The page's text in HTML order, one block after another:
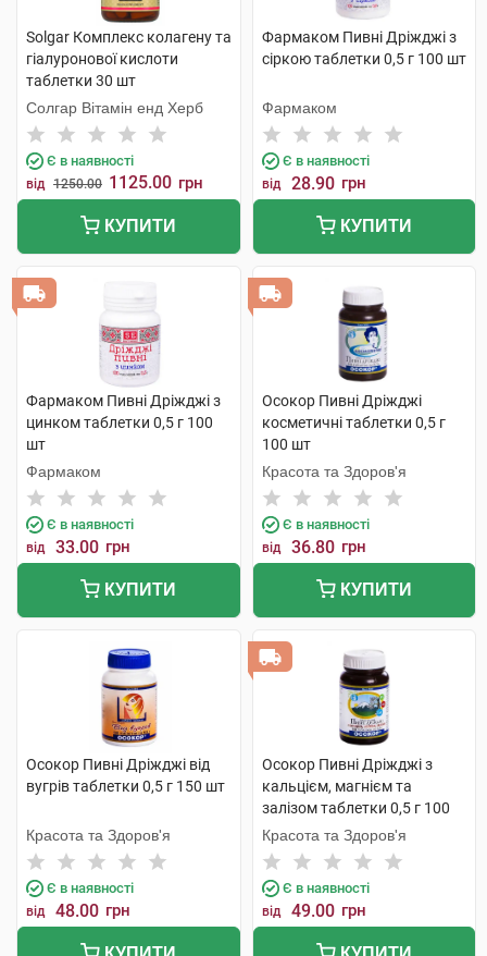
Solgar Комплекс колагену та
гіалуронової кислоти
таблетки 30 шт
Солгар Вітамін енд Херб
Є в наявності
від 1250.00 1125.00 грн
КУПИТИ
Фармаком Пивні Дріжджі з
сіркою таблетки 0,5 г 100 шт
Фармаком
Є в наявності
від 28.90 грн
КУПИТИ
Фармаком Пивні Дріжджі з
цинком таблетки 0,5 г 100
шт
Фармаком
Є в наявності
від 33.00 грн
КУПИТИ
Осокор Пивні Дріжджі
косметичні таблетки 0,5 г
100 шт
Красота та Здоров'я
Є в наявності
від 36.80 грн
КУПИТИ
Осокор Пивні Дріжджі від
вугрів таблетки 0,5 г 150 шт
Красота та Здоров'я
Є в наявності
від 48.00 грн
Осокор Пивні Дріжджі з
кальцієм, магнієм та
залізом таблетки 0,5 г 100
шт
Красота та Здоров'я
Є в наявності
від 49.00 грн